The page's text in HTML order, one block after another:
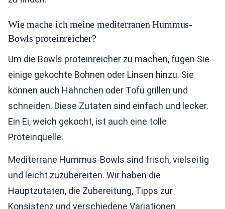
Wie mache ich meine mediterranen Hummus-
Bowls proteinreicher?
Um die Bowls proteinreicher zu machen, fügen Sie
einige gekochte Bohnen oder Linsen hinzu. Sie
können auch Hähnchen oder Tofu grillen und
schneiden. Diese Zutaten sind einfach und lecker.
Ein Ei, weich gekocht, ist auch eine tolle
Proteinquelle.
Mediterrane Hummus-Bowls sind frisch, vielseitig
und leicht zuzubereiten. Wir haben die
Hauptzutaten, die Zubereitung, Tipps zur
Konsistenz und verschiedene Variationen